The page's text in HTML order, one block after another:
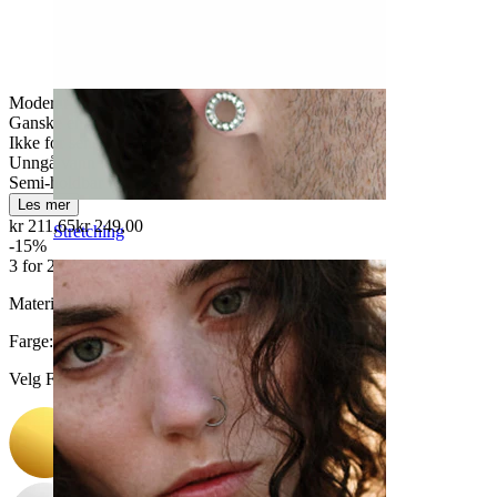
Stretching
Moderat bruk
Ganske enkelt
Ikke for sensitiv hud
Unngå vann
Semi-holdbar
Les mer
kr 211,65kr 249,00
-15%
3 for 2
Materiale:Kirurgisk stål / Messing
Farge:
Velg Farge